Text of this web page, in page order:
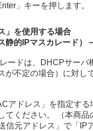
」キーを押します。
」を使用する場合
静的IPマスカレード）
ードは、DHCPサーバ
が不定の場合）に対し
アドレス」を指定す
てください。 （本商
信元アドレス」で「IP